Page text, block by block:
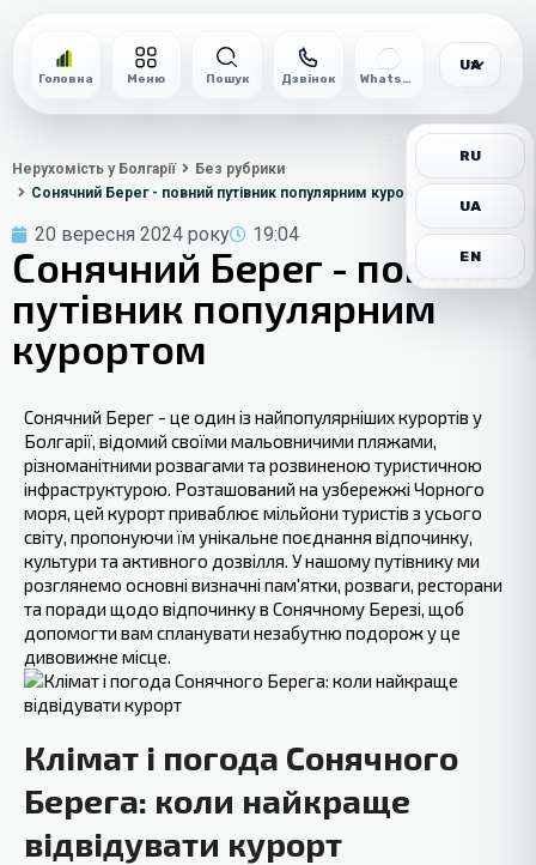
Головна Меню Пошук Дзвінок WhatsApp
UA
RU
UA
EN
Нерухомість у Болгарії
Без рубрики
Сонячний Берег - повний путівник популярним курортом
20 вересня 2024 року 19:04
Сонячний Берег - повний
путівник популярним
курортом
Сонячний Берег - це один із найпопулярніших курортів у
Болгарії, відомий своїми мальовничими пляжами,
різноманітними розвагами та розвиненою туристичною
інфраструктурою. Розташований на узбережжі Чорного
моря, цей курорт приваблює мільйони туристів з усього
світу, пропонуючи їм унікальне поєднання відпочинку,
культури та активного дозвілля. У нашому путівнику ми
розглянемо основні визначні пам'ятки, розваги, ресторани
та поради щодо відпочинку в Сонячному Березі, щоб
допомогти вам спланувати незабутню подорож у це
дивовижне місце.
Клімат і погода Сонячного
Берега: коли найкраще‍
відвідувати курорт